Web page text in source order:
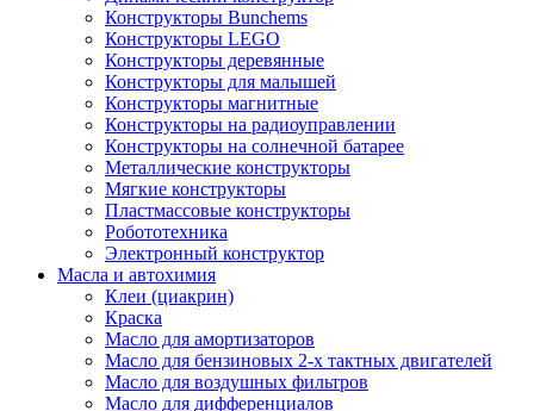
Конструкторы Bunchems
Конструкторы LEGO
Конструкторы деревянные
Конструкторы для малышей
Конструкторы магнитные
Конструкторы на радиоуправлении
Конструкторы на солнечной батарее
Металлические конструкторы
Мягкие конструкторы
Пластмассовые конструкторы
Робототехника
Электронный конструктор
Масла и автохимия
Клеи (циакрин)
Краска
Масло для амортизаторов
Масло для бензиновых 2-х тактных двигателей
Масло для воздушных фильтров
Масло для дифференциалов